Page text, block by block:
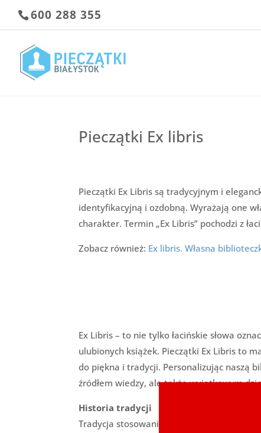
600 288 355
Pieczątki Ex libris
Pieczątki Ex Libris są tradycyjnym i
identyfikacyjną i ozdobną. Wyrażają one
charakter. Termin „Ex Libris” pochodzi z
Zobacz również: Ex libris. Własna
Ex Libris – to nie tylko łacińskie słowa
ulubionych książek. Pieczątki Ex Libris to
do piękna i tradycji. Personalizując naszą
źródłem wiedzy, ale także wyjątkowym
Historia tradycji
Tradycja stosowania pieczątek Ex Libris